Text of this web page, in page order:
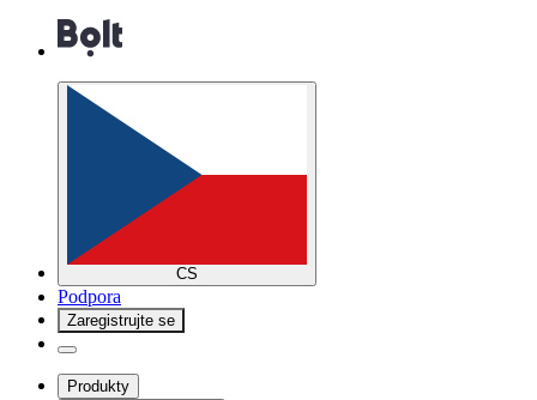
CS
Podpora
Zaregistrujte se
Produkty